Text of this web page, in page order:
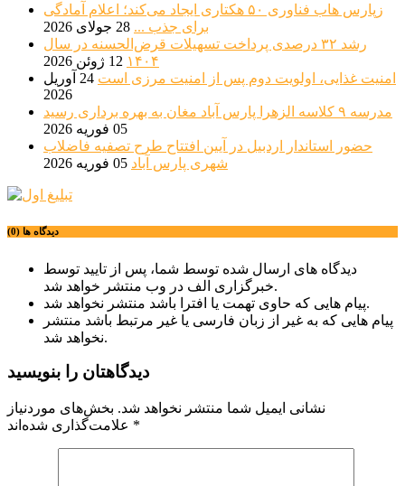
زپارس هاب فناوری ۵۰ هکتاری ایجاد می‌کند؛ اعلام آمادگی
برای جذب ... 28 جولای 2026
رشد ۳۲ درصدی پرداخت تسهیلات قرض‌الحسنه در سال
۱۴۰۴ 12 ژوئن 2026
امنیت غذایی، اولویت دوم پس از امنیت مرزی است
24 آوریل
2026
مدرسه ۹ کلاسه الزهرا پارس آباد مغان به بهره برداری رسید
05 فوریه 2026
حضور استاندار اردبیل در آیین افتتاح طرح تصفیه فاضلاب
شهری پارس آباد 05 فوریه 2026
دیدگاه ها (0)
دیدگاه های ارسال شده توسط شما، پس از تایید توسط
خبرگزاری الف در وب منتشر خواهد شد.
پیام هایی که حاوی تهمت یا افترا باشد منتشر نخواهد شد.
پیام هایی که به غیر از زبان فارسی یا غیر مرتبط باشد منتشر
نخواهد شد.
دیدگاهتان را بنویسید
نشانی ایمیل شما منتشر نخواهد شد. بخش‌های موردنیاز
*